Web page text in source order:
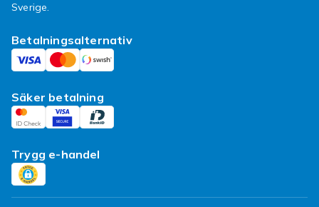
Sverige.
Betalningsalternativ
Säker betalning
Trygg e-handel